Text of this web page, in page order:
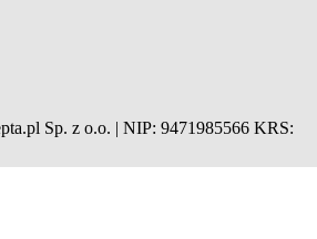
Sp. z o.o. | NIP: 9471985566 KRS: